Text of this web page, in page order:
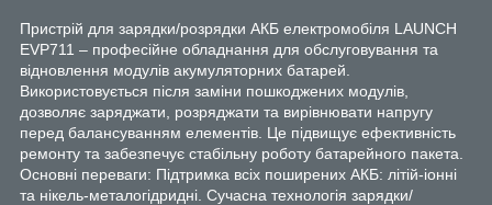
Пристрій для зарядки/розрядки АКБ електромобіля LAUNCH
EVP711 – професійне обладнання для обслуговування та
відновлення модулів акумуляторних батарей.
Використовується після заміни пошкоджених модулів,
дозволяє заряджати, розряджати та вирівнювати напругу
перед балансуванням елементів. Це підвищує ефективність
ремонту та забезпечує стабільну роботу батарейного пакета.
Основні переваги: Підтримка всіх поширених АКБ: літій-іонні
та нікель-металогідридні. Сучасна технологія зарядки/